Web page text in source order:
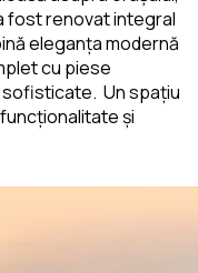
fost renovat integral
eleganța modernă
cu piese
Un spațiu
și
de spălat vase,